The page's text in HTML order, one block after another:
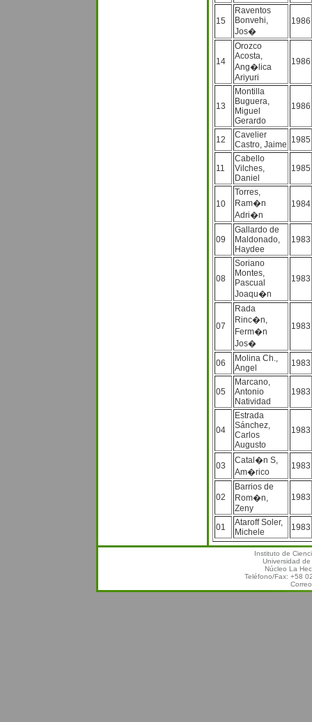
15
Raventos
Bonvehi,
Jos�
1986
14
Orozco
Acosta,
Ang�lica
Ariyuri
1986
13
Montilla
Buguera,
Miguel
Gerardo
1986
12
Cavelier
Castro, Jaime 1985
11
Cabello
Vilches,
Daniel
1985
10
Torres,
Ram�n
Adri�n
1984
09
Gallardo de
Maldonado,
Haydee
1983
08
Soriano
Montes,
Pascual
Joaqu�n
1983
07
Rada
Rinc�n,
Ferm�n
Jos�
1983
06
Molina Ch.,
Angel
1983
05
Marcano,
Antonio
Natividad
1983
04
Estrada
Sánchez,
Carlos
Augusto
1983
03
Catal�n S,
Am�rico
1983
02
Barrios de
Rom�n,
Zeny
1983
01
Ataroff Soler,
Michele
1983
Instituto de
Universidad
Núcleo La
Teléfono/Fax: +58